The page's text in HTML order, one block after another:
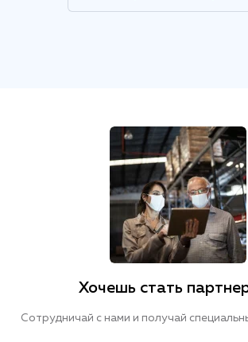
Хочешь стать
Сотрудничай с нами и получай